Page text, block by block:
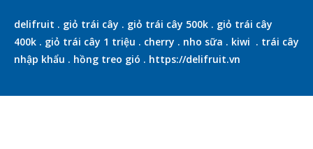
delifruit . giỏ trái cây . giỏ trái cây 500k . giỏ trái cây
400k . giỏ trái cây 1 triệu . cherry . nho sữa . kiwi . trái cây
nhập khẩu . hồng treo gió . https://delifruit.vn